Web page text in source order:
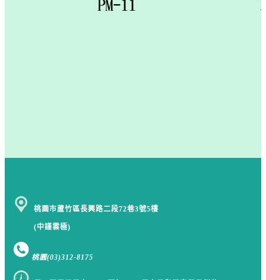
桃園市蘆竹區長興路二段72巷3號5樓
(中謹雲極)
桃園(03)312-8175